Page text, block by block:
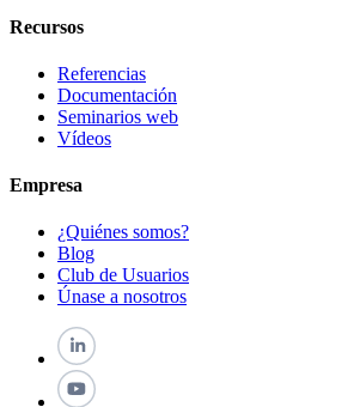
Recursos
Referencias
Documentación
Seminarios web
Vídeos
Empresa
¿Quiénes somos?
Blog
Club de Usuarios
Únase a nosotros